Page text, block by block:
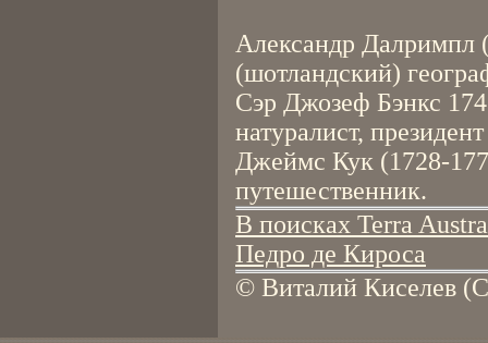
Александр Далримпл
(шотландский)
Сэр Джозеф Бэнкс
натуралист,
Джеймс Кук (1728-
путешественник.
В поисках Terra
Педро де Кироса
© Виталий Киселев